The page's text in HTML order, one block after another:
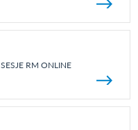
SESJE RM ONLINE